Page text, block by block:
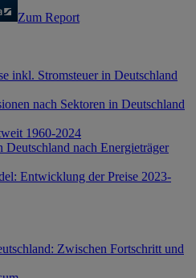
Zum Report
inkl. Stromsteuer in Deutschland
nach Sektoren in Deutschland
1960-2024
Deutschland nach Energieträger
Entwicklung der Preise 2023-
Zwischen Fortschritt und